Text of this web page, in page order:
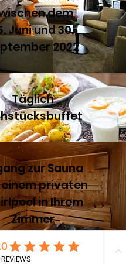
dem
Juni und 30.
2022
Täglich
zur Sauna
privaten
in Ihrem
Zimmer